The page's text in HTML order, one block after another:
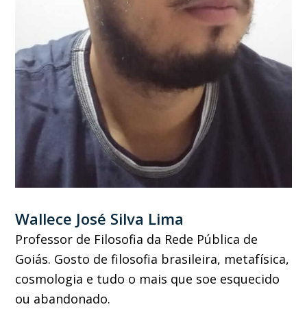
Wallece José Silva Lima
Professor de Filosofia da Rede Pública de
Goiás. Gosto de filosofia brasileira, metafísica,
cosmologia e tudo o mais que soe esquecido
ou abandonado.